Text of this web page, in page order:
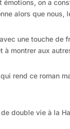
on a
alors que nous,
une touche
à montrer aux
rend ce roman
double vie à la